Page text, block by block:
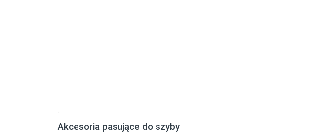
Akcesoria pasujące do szyby